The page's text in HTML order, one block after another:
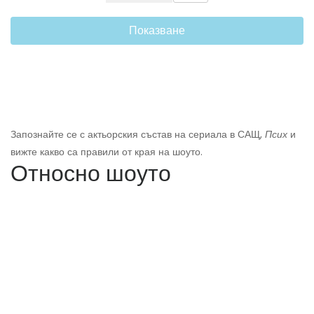
Показване
Запознайте се с актьорския състав на сериала в САЩ, Псих и
вижте какво са правили от края на шоуто.
Относно шоуто